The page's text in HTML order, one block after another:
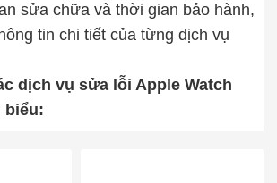
sửa chữa và thời gian bảo hành,
tin chi tiết của từng dịch vụ
dịch vụ sửa lỗi Apple Watch
biểu: